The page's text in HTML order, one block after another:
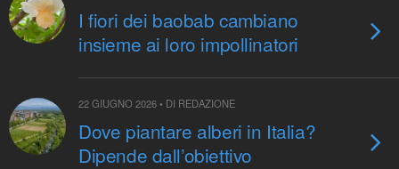
I fiori dei baobab cambiano
insieme ai loro impollinatori
22 GIUGNO 2026 • DI REDAZIONE
Dove piantare alberi in Italia?
Dipende dall’obiettivo